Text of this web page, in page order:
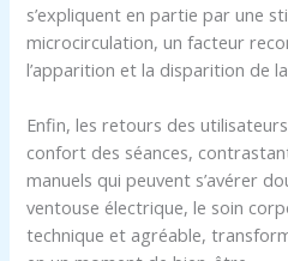
s’expliquent en partie par une
microcirculation, un facteur
l’apparition et la disparition de
Enfin, les retours des
confort des séances,
manuels qui peuvent s’avérer
ventouse électrique, le soin
technique et agréable,